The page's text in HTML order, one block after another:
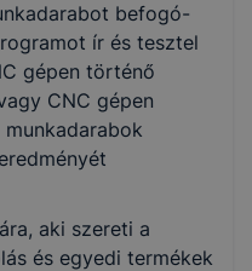
befogó-
ír és tesztel
gépen történő
CNC gépen
aki szereti a
és egyedi termékek